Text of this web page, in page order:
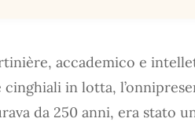
accademico e
in lotta,
da 250 anni, era stato